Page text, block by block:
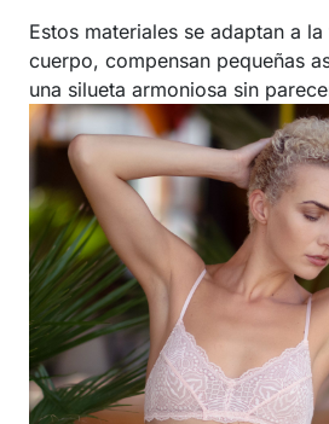
Estos materiales se adaptan a
cuerpo, compensan pequeñas
una silueta armoniosa sin